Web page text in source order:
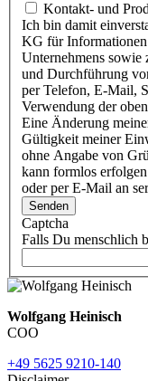
Kontakt- und
Ich bin damit
KG für Informationen
Unternehmens sowie
und Durchführung
per Telefon, E-Mail,
Verwendung der
Eine Änderung
Gültigkeit meiner
ohne Angabe von
kann formlos
oder per E-Mail an
Senden
Captcha
Falls Du menschlich
Wolfgang Heinisch
COO
+49 5625 9210-140